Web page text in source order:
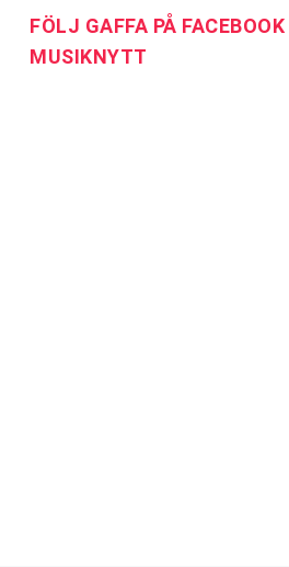
FÖLJ GAFFA PÅ
MUSIKNYTT